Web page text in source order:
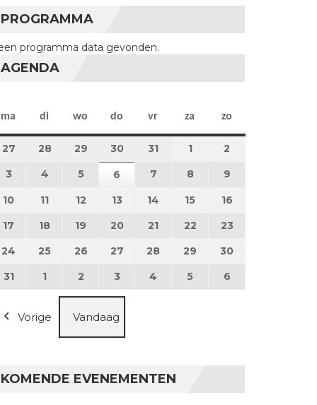
PROGRAMMA
programma data gevonden.
AGENDA
ma maandag
di dinsdag
wo woensdag
do donderdag
vr vrijdag
za zaterdag
zo
27 27 juli 2026
28 28 juli 2026
29 29 juli 2026
3030 juli 2026
31 31 juli 2026
11 augustus 2026
2
3 3 augustus 2026
4 4 augustus 2026
55 augustus 2026
6 6 augustus 2026
7 7 augustus 2026
8 8 augustus 2026
9
10 10 augustus 2026
11 11 augustus 2026
12 12 augustus 2026
13 13 augustus 2026
14 14 augustus 2026
15 15 augustus 2026
16
17 17 augustus 2026
18 18 augustus 2026
19 19 augustus 2026
20 20 augustus 2026
21 21 augustus 2026
22 22 augustus 2026
23
24 24 augustus 2026
25 25 augustus 2026
26 26 augustus 2026
27 27 augustus 2026
28 28 augustus 2026
29 29 augustus 2026
30
3131 augustus 2026
1 1 september 2026
2 2 september 2026
3 3 september 2026
4 4 september 2026
5 5 september 2026
6
Vorige Vandaag
KOMENDE EVENEMENTEN